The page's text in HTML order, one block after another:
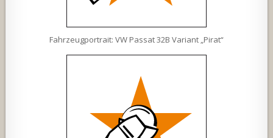
Fahrzeugportrait: VW Passat 32B Variant „Pirat“